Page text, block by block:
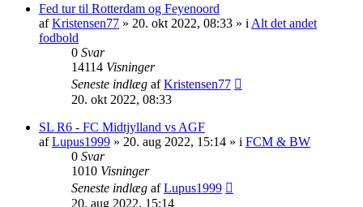
Fed tur til Rotterdam og Feyenoord
afKristensen77 » 20. okt 2022, 08:33 » i Alt det andet
fodbold
0 Svar
14114 Visninger
Seneste indlæg afKristensen77
20. okt 2022, 08:33
SL R6 - FC Midtjylland vs AGF
afLupus1999 » 20. aug 2022, 15:14 » i FCM & BW
0 Svar
1010 Visninger
Seneste indlæg afLupus1999
20. aug 2022, 15:14